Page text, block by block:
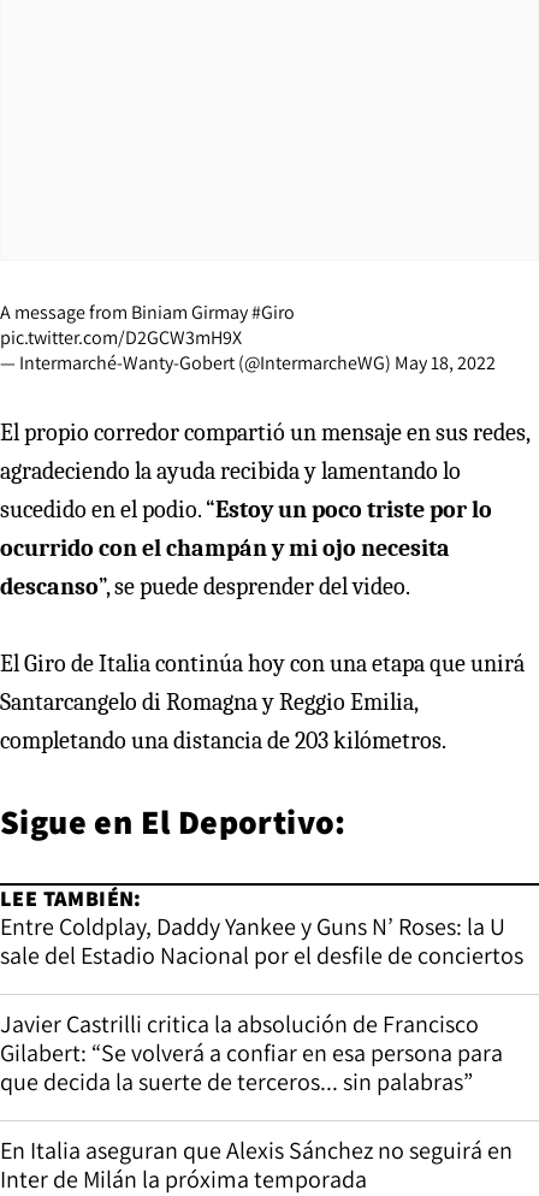
A message from Biniam Girmay#Giro
pic.twitter.com/D2GCW3mH9X
— Intermarché-Wanty-Gobert (@IntermarcheWG) May 18, 2022
El propio corredor compartió un mensaje en sus redes,
agradeciendo la ayuda recibida y lamentando lo
sucedido en el podio. “Estoy un poco triste por lo
ocurrido con el champán y mi ojo necesita
descanso”, se puede desprender del video.
El Giro de Italia continúa hoy con una etapa que unirá
Santarcangelo di Romagna y Reggio Emilia,
completando una distancia de 203 kilómetros.
Sigue en El Deportivo:
LEE TAMBIÉN:
Entre Coldplay, Daddy Yankee y Guns N’ Roses: la U
sale del Estadio Nacional por el desfile de conciertos
Javier Castrilli critica la absolución de Francisco
Gilabert: “Se volverá a confiar en esa persona para
que decida la suerte de terceros... sin palabras”
En Italia aseguran que Alexis Sánchez no seguirá en
Inter de Milán la próxima temporada